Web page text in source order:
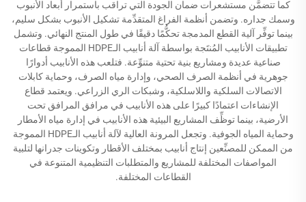
كما تتضمَّن مستشعرات ضمان الجودة التي تراقب باستمرار أبعاد الأنبوب
وسمك جداره. وتضمن أنظمة الفراغ المتقدِّمة تشكيل الأنبوب بشكل سليم،
بينما توفِّر آلية القطع المدمجة تحكُّمًا دقيقًا في طول المنتج النهائي. وتشمل
تطبيقات الأنابيب المُنتَجة بواسطة آلة أنابيب الـHDPE المموجة قطاعات
صناعية عديدة ومشاريع بنية تحتية متنوِّعة. فتلعب هذه الأنابيب أدوارًا
جوهرية في أنظمة الصرف الصحي، وإدارة مياه الصرف، وحماية كابلات
الاتصالات السلكية واللاسلكية، وشبكات الري الزراعي. ويعتمد قطاع
الإنشاءات اعتمادًا كبيرًا على هذه الأنابيب في مرافق المرافق تحت
الأرضية، بينما توظِّف المشاريع البيئية هذه الأنابيب في إدارة مياه الأمطار
وحماية المياه الجوفية. وتجعل المرونة العالية لآلة أنابيب الـHDPE المموجة
من الممكن للمصنِّعين إنتاج أنابيب بمختلف الأقطار وتكوينات جدرانها لتلبية
المواصفات المختلفة للمشاريع والمتطلبات التنظيمية المتنوعة في
القطاعات المختلفة.